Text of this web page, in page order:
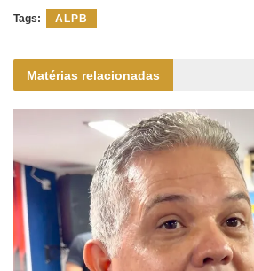
Tags: ALPB
Matérias relacionadas